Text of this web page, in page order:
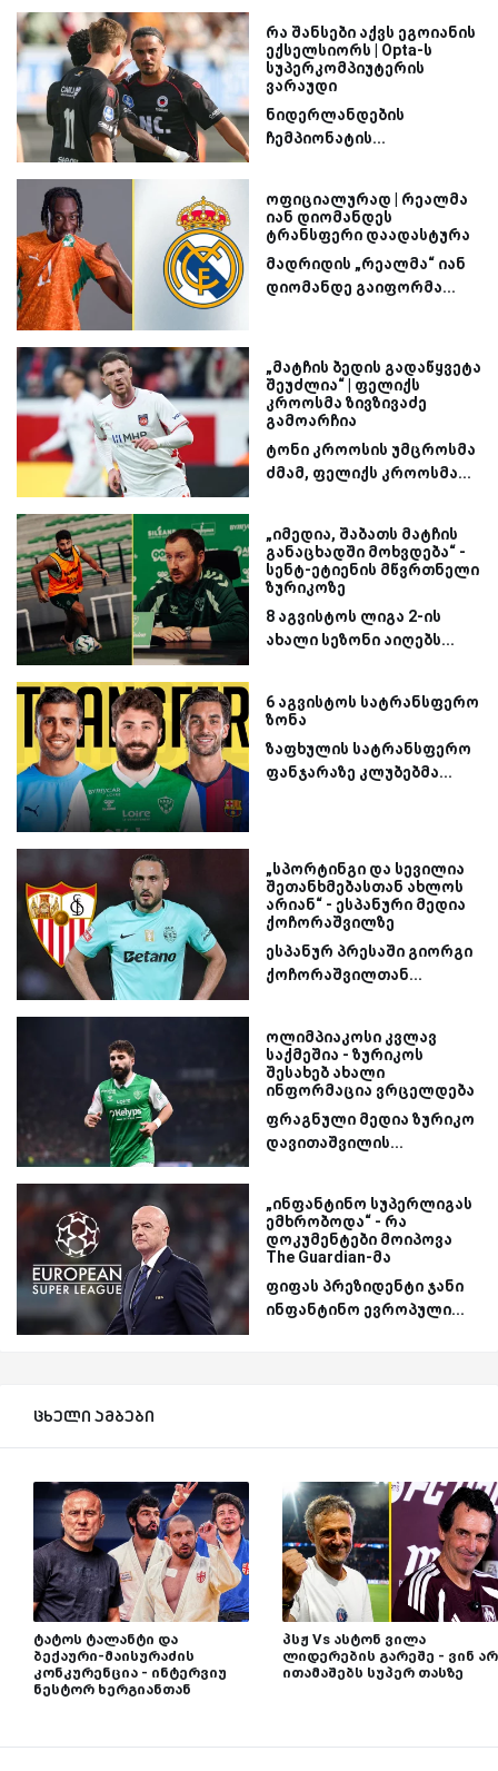
რა შანსები აქვს ეგოიანის
ექსელსიორს | Opta-ს
სუპერკომპიუტერის
ვარაუდი
ნიდერლანდების
ჩემპიონატის...
ოფიციალურად | რეალმა
იან დიომანდეს
ტრანსფერი დაადასტურა
მადრიდის „რეალმა“ იან
დიომანდე გაიფორმა...
„მატჩის ბედის გადაწყვეტა
შეუძლია“ | ფელიქს
კროოსმა ზივზივაძე
გამოარჩია
ტონი კროოსის უმცროსმა
ძმამ, ფელიქს კროოსმა...
„იმედია, შაბათს მატჩის
განაცხადში მოხვდება“ -
სენტ-ეტიენის მწვრთნელი
ზურიკოზე
8 აგვისტოს ლიგა 2-ის
ახალი სეზონი აიღებს...
6 აგვისტოს სატრანსფერო
ზონა
ზაფხულის სატრანსფერო
ფანჯარაზე კლუბებმა...
„სპორტინგი და სევილია
შეთანხმებასთან ახლოს
არიან“ - ესპანური მედია
ქოჩორაშვილზე
ესპანურ პრესაში გიორგი
ქოჩორაშვილთან...
ოლიმპიაკოსი კვლავ
საქმეშია - ზურიკოს
შესახებ ახალი
ინფორმაცია ვრცელდება
ფრაგნული მედია ზურიკო
დავითაშვილის...
„ინფანტინო სუპერლიგას
ემხრობოდა“ - რა
დოკუმენტები მოიპოვა
The Guardian-მა
ფიფას პრეზიდენტი ჯანი
ინფანტინო ევროპული...
ცხელი ამბები
ტატოს ტალანტი და
ბექაური-მაისურაძის
კონკურენცია - ინტერვიუ
ნესტორ ხერგიანთან
პსჟ Vs ასტონ ვილა
ლიდერების გარეშე - ვინ არ
ითამაშებს სუპერ თასზე